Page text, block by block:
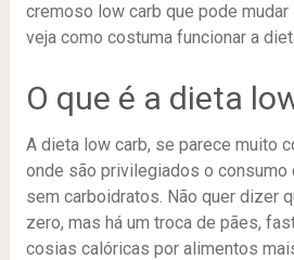
cremoso low carb que pode mudar
veja como costuma funcionar a
O que é a dieta
A dieta low carb, se parece muito
onde são privilegiados o consumo
sem carboidratos. Não quer dizer
zero, mas há um troca de pães,
cosias calóricas por alimentos